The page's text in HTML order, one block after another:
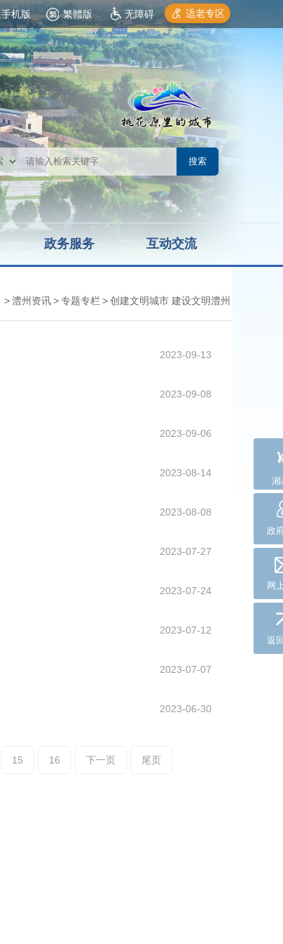
手机版 繁體版 无障碍 适老专区
政务服务 互动交流
>澧州资讯>专题专栏>创建文明城市 建设文明澧州
2023-09-13
2023-09-08
2023-09-06
2023-08-14
2023-08-08
2023-07-27
2023-07-24
2023-07-12
2023-07-07
2023-06-30
15 16 下一页 尾页
湘
政
网
返